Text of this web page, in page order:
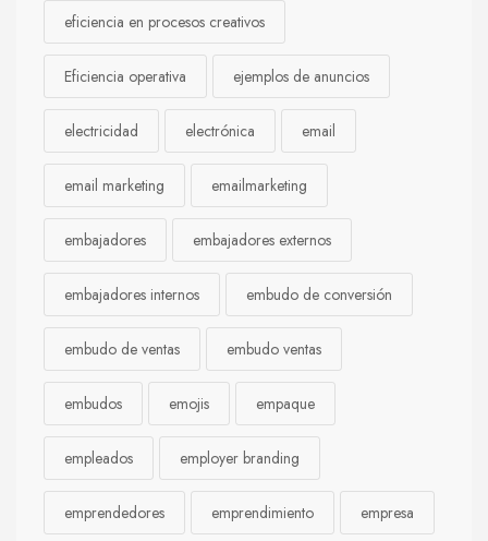
eficiencia en procesos creativos
Eficiencia operativa ejemplos de anuncios
electricidad electrónica email
email marketing emailmarketing
embajadores embajadores externos
embajadores internos embudo de conversión
embudo de ventas embudo ventas
embudos emojis empaque
empleados employer branding
emprendedores emprendimiento empresa